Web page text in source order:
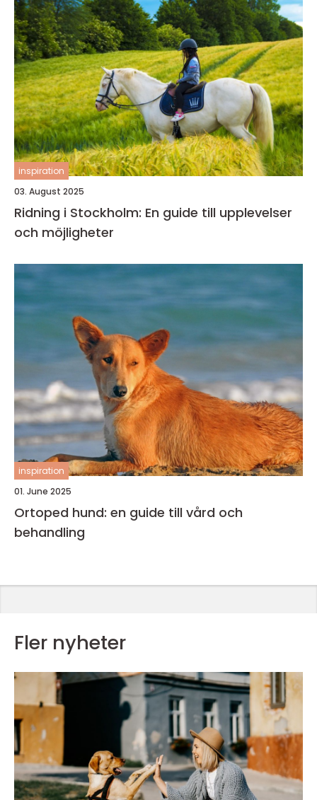
inspiration
03. August 2025
Ridning i Stockholm: En guide till upplevelser
och möjligheter
inspiration
01. June 2025
Ortoped hund: en guide till vård och
behandling
Fler nyheter